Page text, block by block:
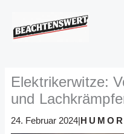
springen
Elektrikerwitze:
und
24. Februar 2024|HUMOR